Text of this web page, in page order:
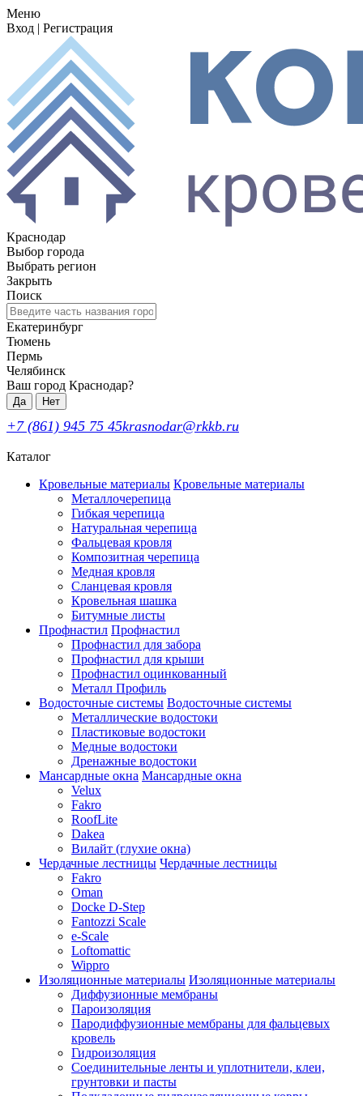
Меню
Вход | Регистрация
Краснодар
Выбор города
Выбрать регион
Закрыть
Поиск
Екатеринбург
Тюмень
Пермь
Челябинск
Ваш город Краснодар?
Да Нет
+7 (861) 945 75 45krasnodar@rkkb.ru
Каталог
Кровельные материалы Кровельные материалы
Металлочерепица
Гибкая черепица
Натуральная черепица
Фальцевая кровля
Композитная черепица
Медная кровля
Сланцевая кровля
Кровельная шашка
Битумные листы
Профнастил Профнастил
Профнастил для забора
Профнастил для крыши
Профнастил оцинкованный
Металл Профиль
Водосточные системы Водосточные системы
Металлические водостоки
Пластиковые водостоки
Медные водостоки
Дренажные водостоки
Мансардные окна Мансардные окна
Velux
Fakro
RoofLite
Dakea
Вилайт (глухие окна)
Чердачные лестницы Чердачные лестницы
Fakro
Oman
Docke D-Step
Fantozzi Scale
e-Scale
Loftomattic
Wippro
Изоляционные материалы Изоляционные материалы
Диффузионные мембраны
Пароизоляция
Пародиффузионные мембраны для фальцевых
кровель
Гидроизоляция
Соединительные ленты и уплотнители, клеи,
грунтовки и пасты